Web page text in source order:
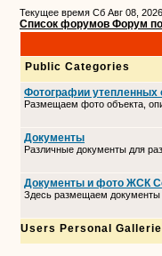
Текущее время Сб Авг 08,
Список форумов Форум
Public Categories
Фотографии утепленных
Размещаем фото объекта,
Документы
Различные документы для
Документы и фото ЖСК
Здесь размещаем
Users Personal